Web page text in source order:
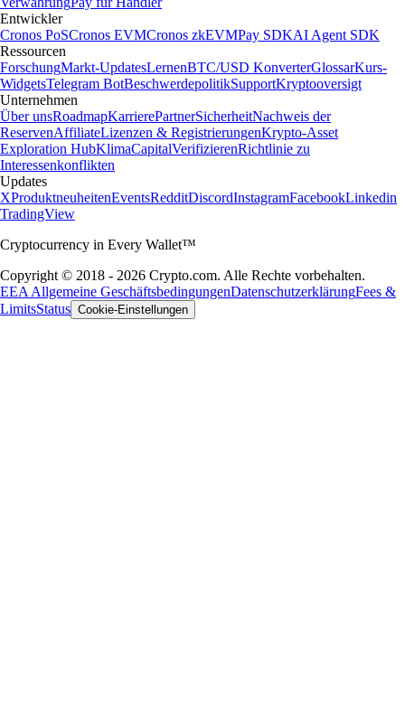
Entwickler
Cronos PoSCronos EVMCronos zkEVMPay SDKAI Agent SDK
Ressourcen
ForschungMarkt-UpdatesLernenBTC/USD KonverterGlossarKurs-
WidgetsTelegram BotBeschwerdepolitikSupportKryptooversigt
Unternehmen
Über unsRoadmapKarrierePartnerSicherheitNachweis der
ReservenAffiliateLizenzen & RegistrierungenKrypto-Asset
Exploration HubKlimaCapitalVerifizierenRichtlinie zu
Interessenkonflikten
Updates
XProduktneuheitenEventsRedditDiscordInstagramFacebookLinkedin
TradingView
Cryptocurrency in Every Wallet™
Copyright © 2018 - 2026 Crypto.com. Alle Rechte vorbehalten.
EEA Allgemeine GeschäftsbedingungenDatenschutzerklärungFees &
LimitsStatus Cookie-Einstellungen